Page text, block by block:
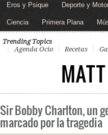
Eros y Psique Deporte y
Ciencia Primera Plana
Trending Topics
Agenda Ocio
Recetas
Sir Bobby Charlton, un
marcado por la tragedia